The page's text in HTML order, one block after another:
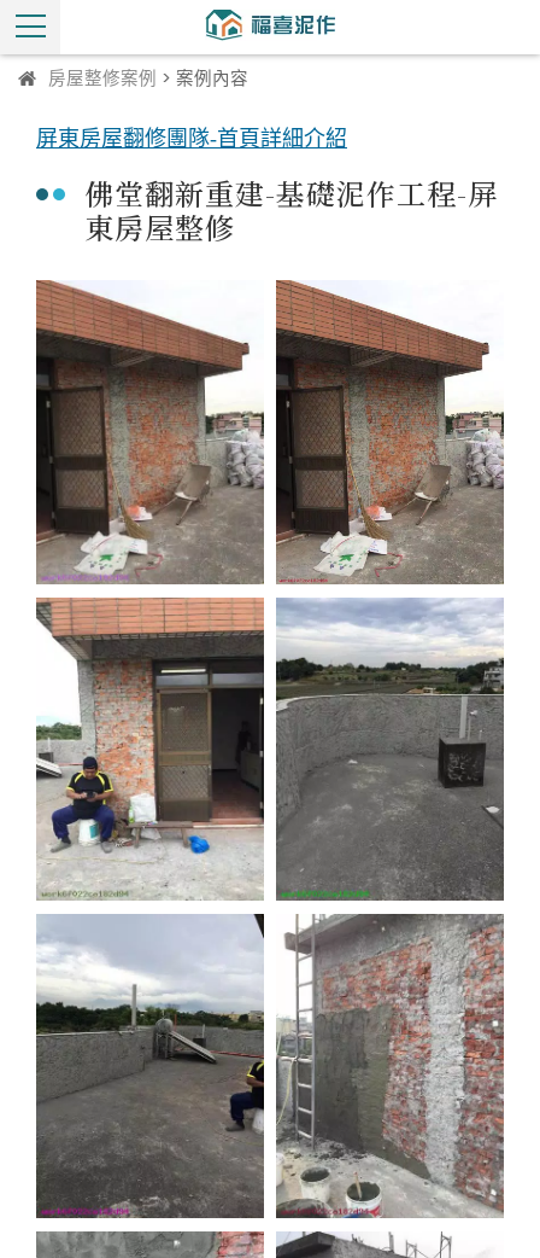
房屋整修案例 > 案例內容
屏東房屋翻修團隊-首頁詳細介紹
佛堂翻新重建-基礎泥作工程-屏
東房屋整修